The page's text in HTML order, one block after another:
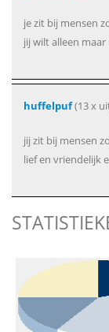
je zit bij mensen
jij wilt alleen
huffelpuf(13 x
jij zit bij mensen
lief en vriendelijk